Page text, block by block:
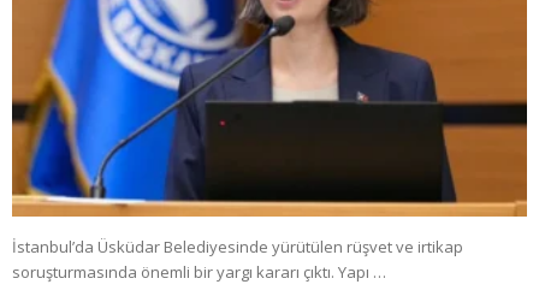
İstanbul’da Üsküdar Belediyesinde yürütülen rüşvet ve irtikap
soruşturmasında önemli bir yargı kararı çıktı. Yapı …